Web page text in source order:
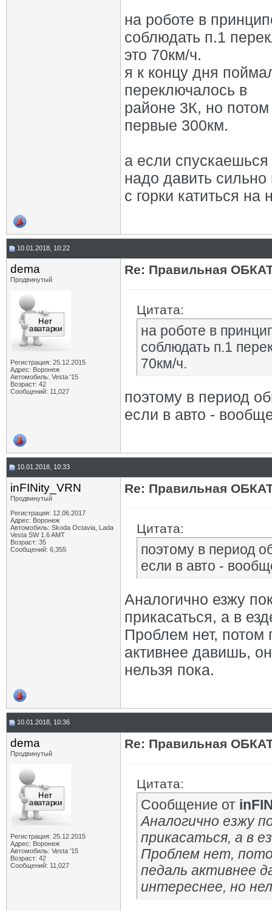
на роботе в
соблюдать п.1
это 70км/ч.
я к концу дня
переключалось в
районе 3К, но
первые 300км.
а если спускаешься
надо давить
с горки катиться
10.01.2018, 10:22
dema
Продвинутый
Регистрация: 25.12.2015
Адрес: Воронеж
Автомобиль: Vesta '15
Возраст: 42
Сообщений: 11,027
Re: Правильная
Цитата:
на роботе в
соблюдать п.1
70км/ч.
поэтому в период
если в авто -
10.01.2018, 10:33
inFINity_VRN
Продвинутый
Регистрация: 12.06.2017
Адрес: Воронеж
Автомобиль: Skoda Octavia, Lada
Vesta SW 1.6 AMT
Возраст: 35
Сообщений: 6,355
Re: Правильная
Цитата:
поэтому в период
если в авто -
Аналогично езжу
прикасаться, а в
Проблем нет, потом
активнее давишь,
нельзя пока.
10.01.2018, 10:36
dema
Продвинутый
Регистрация: 25.12.2015
Адрес: Воронеж
Автомобиль: Vesta '15
Возраст: 42
Сообщений: 11,027
Re: Правильная
Цитата:
Сообщение от
Аналогично езжу
прикасаться, а в
Проблем нет,
педаль активнее
интереснее, но